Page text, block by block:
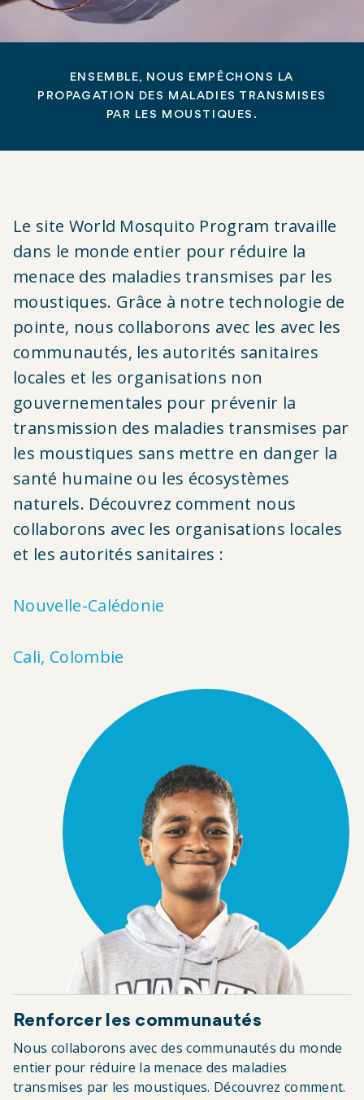
ENSEMBLE, NOUS EMPÊCHONS LA
PROPAGATION DES MALADIES TRANSMISES
PAR LES MOUSTIQUES.
Le site World Mosquito Program travaille
dans le monde entier pour réduire la
menace des maladies transmises par les
moustiques. Grâce à notre technologie de
pointe, nous collaborons avec les avec les
communautés, les autorités sanitaires
locales et les organisations non
gouvernementales pour prévenir la
transmission des maladies transmises par
les moustiques sans mettre en danger la
santé humaine ou les écosystèmes
naturels. Découvrez comment nous
collaborons avec les organisations locales
et les autorités sanitaires :
Nouvelle-Calédonie
Cali, Colombie
Renforcer les communautés
Nous collaborons avec des communautés du monde
entier pour réduire la menace des maladies
transmises par les moustiques. Découvrez comment.